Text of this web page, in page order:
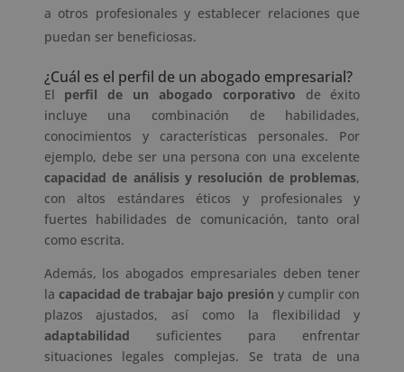
a otros profesionales y establecer relaciones que
puedan ser beneficiosas.
¿Cuál es el perfil de un abogado empresarial?
El perfil de un abogado corporativo de éxito
incluye una combinación de habilidades,
conocimientos y características personales. Por
ejemplo, debe ser una persona con una excelente
capacidad de análisis y resolución de problemas,
con altos estándares éticos y profesionales y
fuertes habilidades de comunicación, tanto oral
como escrita.
Además, los abogados empresariales deben tener
la capacidad de trabajar bajo presión y cumplir con
plazos ajustados, así como la flexibilidad y
adaptabilidad suficientes para enfrentar
situaciones legales complejas. Se trata de una